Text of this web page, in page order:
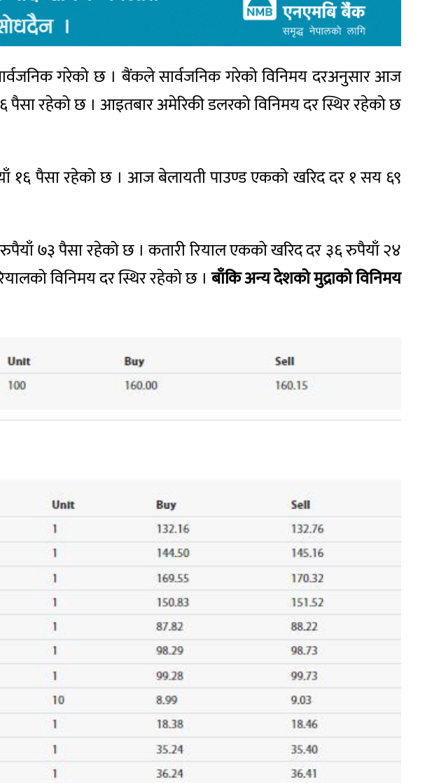
गरेको छ । बैंकले सार्वजनिक गरेको विनिमय दरअनुसार आज
रहेको छ । आइतबार अमेरिकी डलरको विनिमय दर स्थिर रहेको छ
१६ पैसा रहेको छ । आज बेलायती पाउण्ड एकको खरिद दर १ सय ६९
७३ पैसा रहेको छ । कतारी रियाल एकको खरिद दर ३६ रुपैयाँ २४
विनिमय दर स्थिर रहेको छ ।बाँकि अन्य देशको मुद्राको विनिमय